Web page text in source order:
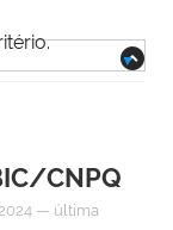
CNPQ
— última